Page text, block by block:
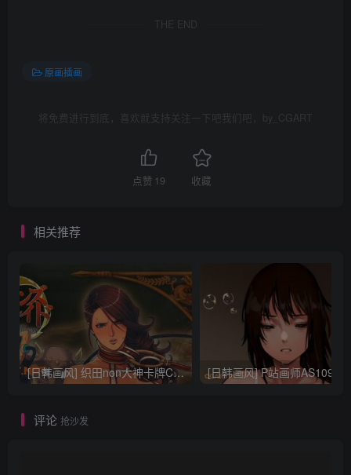
THE END
原画插画
将免费进行到底，喜欢就支持关注一下吧我们吧，by_CGART
点赞 19 收藏
相关推荐
[日韩画风] 织田non大神卡牌CG插画设计画集256P 161M_CG原画资源
评论 抢沙发